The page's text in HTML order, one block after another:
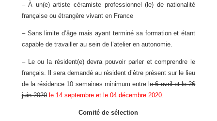
– À un(e) artiste céramiste professionnel (le) de nationalité
française ou étrangère vivant en France
– Sans limite d’âge mais ayant terminé sa formation et étant
capable de travailler au sein de l’atelier en autonomie.
– Le ou la résident(e) devra pouvoir parler et comprendre le
français. Il sera demandé au résident d’être présent sur le lieu
de la résidence 10 semaines minimum entre le 6 avril et le 26
juin 2020 le 14 septembre et le 04 décembre 2020.
Comité de sélection